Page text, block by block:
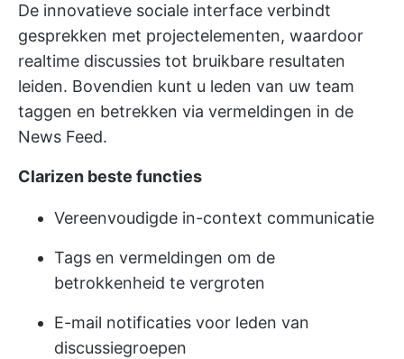
De innovatieve sociale interface verbindt
gesprekken met projectelementen, waardoor
realtime discussies tot bruikbare resultaten
leiden. Bovendien kunt u leden van uw team
taggen en betrekken via vermeldingen in de
News Feed.
Clarizen beste functies
Vereenvoudigde in-context communicatie
Tags en vermeldingen om de
betrokkenheid te vergroten
E-mail notificaties voor leden van
discussiegroepen